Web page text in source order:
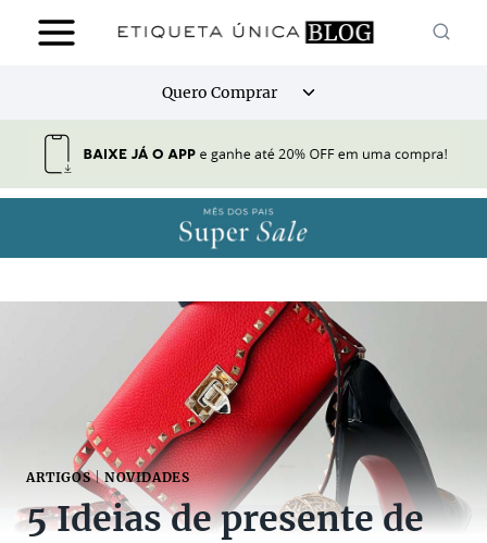
para
Quero Comprar
Alternar
ARTIGOS|NOVIDADES
5 Ideias de presente de